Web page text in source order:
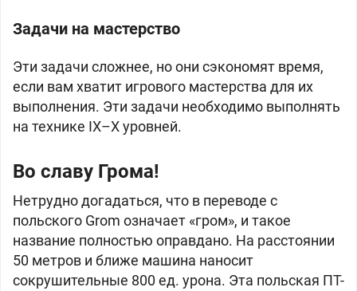
Задачи на мастерство
Эти задачи сложнее, но они сэкономят время,
если вам хватит игрового мастерства для их
выполнения. Эти задачи необходимо выполнять
на технике IX–X уровней.
Во славу Грома!
Нетрудно догадаться, что в переводе с
польского Grom означает «гром», и такое
название полностью оправдано. На расстоянии
50 метров и ближе машина наносит
сокрушительные 800 ед. урона. Эта польская ПТ-